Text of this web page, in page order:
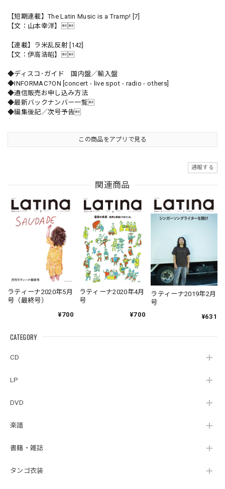
CATEGORY
CD
LP
DVD
楽譜
書籍・雑誌
タンゴ衣装
【短期連載】The Latin Music is a Tramp! [7]
【文：山本幸洋】
【連載】ラ米乱反射 [142]
【文：伊高浩昭】
◆ディスコ･ガイド 国内盤／輸入盤
◆INFORMAC?ON [concert - live spot - radio - others]
◆通信販売お申し込み方法
◆最新バックナンバー一覧
◆編集後記／次号予告
この商品をアプリで見る
通報する
関連商品
ラティーナ2020年5月
号（最終号）
¥700
ラティーナ2020年4月
号
¥700
ラティーナ2019年2月
号
¥631